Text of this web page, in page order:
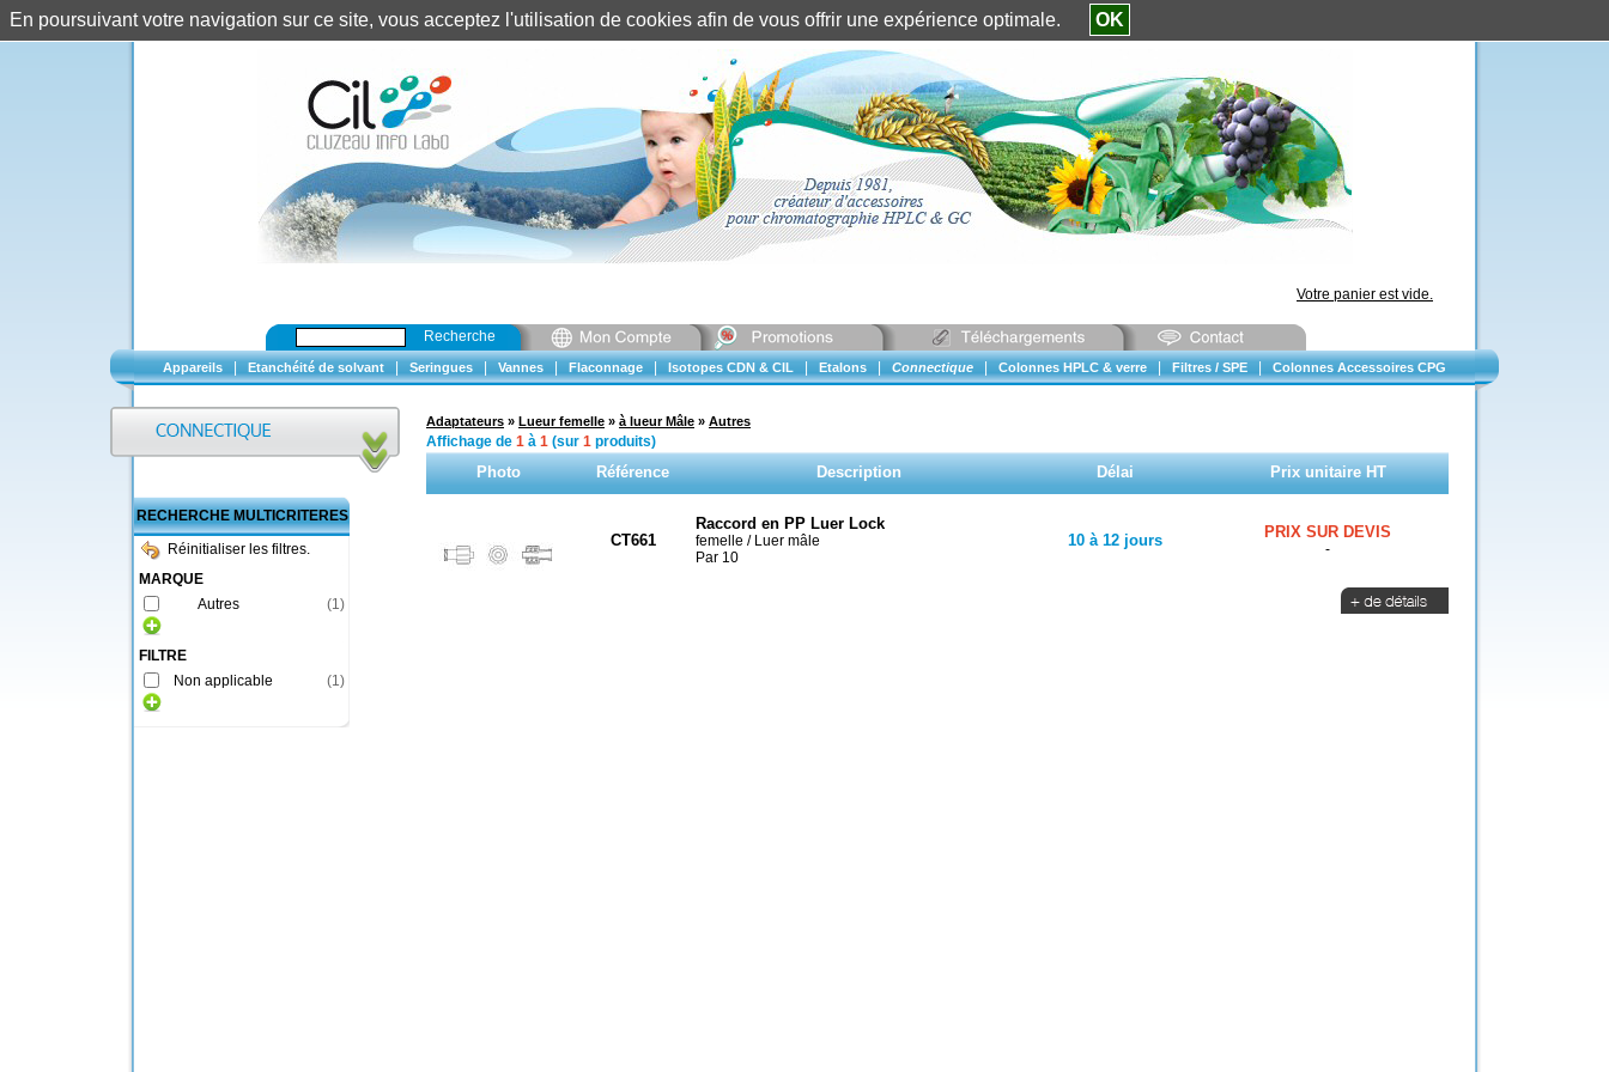
Identification client ||Mon compte
Votre panier est vide.
Recherche
Appareils Etanchéité de solvant Seringues Vannes Flaconnage Isotopes CDN & CIL Etalons Connectique Colonnes HPLC & verre Filtres / SPE Colonnes Accessoires CPG
RECHERCHE MULTICRITERES
Réinitialiser les filtres.
MARQUE
Autres
(1)
FILTRE
Non applicable
(1)
Adaptateurs » Lueur femelle » à lueur Mâle » Autres
Affichage de 1 à 1 (sur 1 produits)
Photo Référence Description Délai Prix unitaire HT
CT661
Raccord en PP Luer Lock
femelle / Luer mâle
Par 10
10 à 12 jours PRIX SUR DEVIS
-
En poursuivant votre navigation sur ce site, vous acceptez l'utilisation de cookies afin de vous offrir une expérience optimale. OK